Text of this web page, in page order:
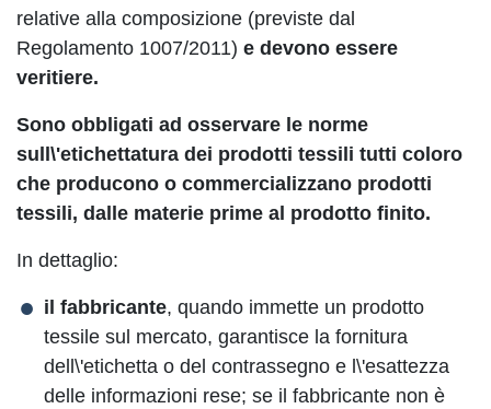
relative alla composizione (previste dal
Regolamento 1007/2011) e devono essere
veritiere.
Sono obbligati ad osservare le norme
sull\'etichettatura dei prodotti tessili tutti coloro
che producono o commercializzano prodotti
tessili, dalle materie prime al prodotto finito.
In dettaglio:
il fabbricante, quando immette un prodotto
tessile sul mercato, garantisce la fornitura
dell\'etichetta o del contrassegno e l\'esattezza
delle informazioni rese; se il fabbricante non è